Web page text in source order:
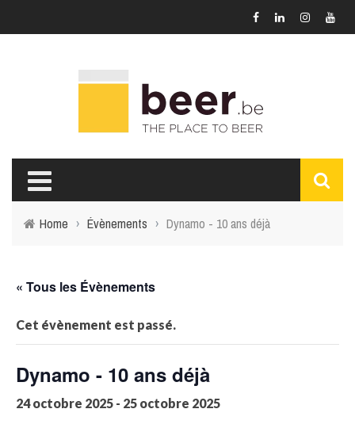
Home › Évènements › Dynamo - 10 ans déjà
« Tous les Évènements
Cet évènement est passé.
Dynamo - 10 ans déjà
24 octobre 2025 - 25 octobre 2025